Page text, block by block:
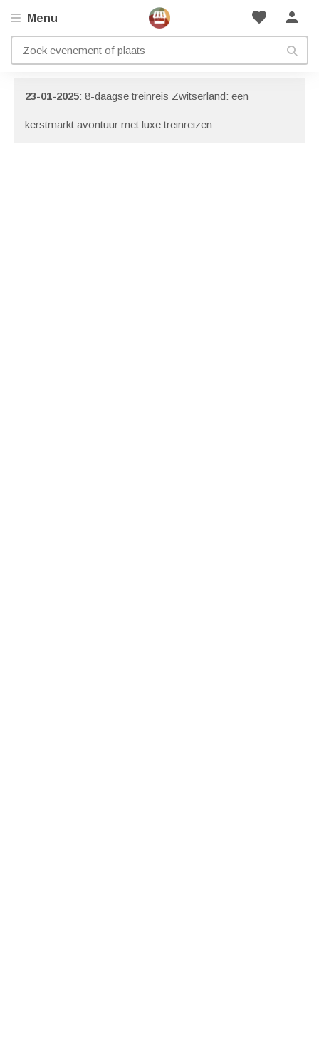
favorite person
Menu
Artikelen met onderwerp: Alpen
Bekijk ook onzeinformatie pagina met nog meer artikelen!
23-01-2025: 8-daagse treinreis Zwitserland: een
kerstmarkt avontuur met luxe treinreizen